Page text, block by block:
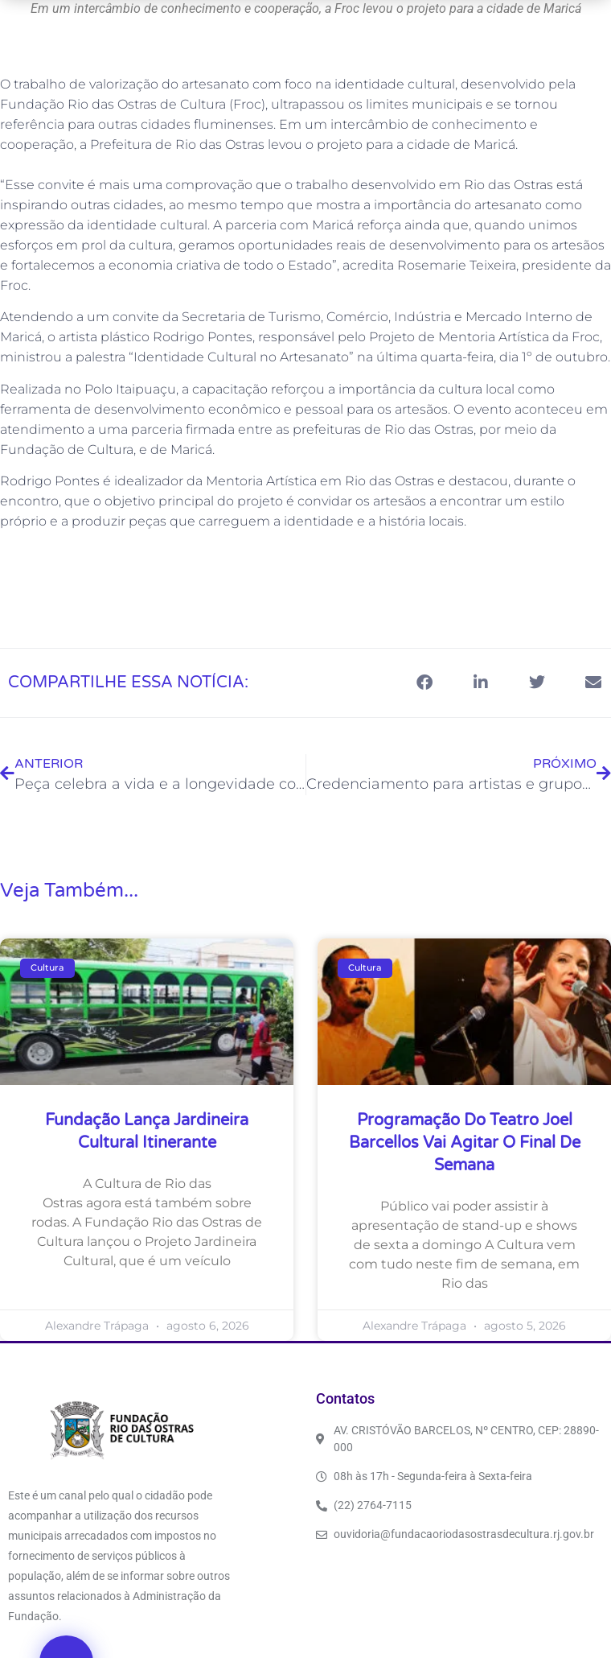
Em um intercâmbio de conhecimento e cooperação, a Froc levou o projeto para a cidade de Maricá
O trabalho de valorização do artesanato com foco na identidade cultural, desenvolvido pela
Fundação Rio das Ostras de Cultura (Froc), ultrapassou os limites municipais e se tornou
referência para outras cidades fluminenses. Em um intercâmbio de conhecimento e
cooperação, a Prefeitura de Rio das Ostras levou o projeto para a cidade de Maricá.
“Esse convite é mais uma comprovação que o trabalho desenvolvido em Rio das Ostras está
inspirando outras cidades, ao mesmo tempo que mostra a importância do artesanato como
expressão da identidade cultural. A parceria com Maricá reforça ainda que, quando unimos
esforços em prol da cultura, geramos oportunidades reais de desenvolvimento para os artesãos
e fortalecemos a economia criativa de todo o Estado”, acredita Rosemarie Teixeira, presidente da
Froc.
Atendendo a um convite da Secretaria de Turismo, Comércio, Indústria e Mercado Interno de
Maricá, o artista plástico Rodrigo Pontes, responsável pelo Projeto de Mentoria Artística da Froc,
ministrou a palestra “Identidade Cultural no Artesanato” na última quarta-feira, dia 1º de outubro.
Realizada no Polo Itaipuaçu, a capacitação reforçou a importância da cultura local como
ferramenta de desenvolvimento econômico e pessoal para os artesãos. O evento aconteceu em
atendimento a uma parceria firmada entre as prefeituras de Rio das Ostras, por meio da
Fundação de Cultura, e de Maricá.
Rodrigo Pontes é idealizador da Mentoria Artística em Rio das Ostras e destacou, durante o
encontro, que o objetivo principal do projeto é convidar os artesãos a encontrar um estilo
próprio e a produzir peças que carreguem a identidade e a história locais.
COMPARTILHE ESSA NOTÍCIA:
ANTERIOR
Peça celebra a vida e a longevidade com música e poesia
PRÓXIMO
Credenciamento para artistas e grupos começa nesta sexta, dia 10
Veja Também...
Cultura
Fundação Lança Jardineira
Cultural Itinerante
A Cultura de Rio das
Ostras agora está também sobre
rodas. A Fundação Rio das Ostras de
Cultura lançou o Projeto Jardineira
Cultural, que é um veículo
Alexandre Trápaga agosto 6, 2026
Cultura
Programação Do Teatro Joel
Barcellos Vai Agitar O Final De
Semana
Público vai poder assistir à
apresentação de stand-up e shows
de sexta a domingo A Cultura vem
com tudo neste fim de semana, em
Rio das
Alexandre Trápaga agosto 5, 2026
Este é um canal pelo qual o cidadão pode
acompanhar a utilização dos recursos
municipais arrecadados com impostos no
fornecimento de serviços públicos à
população, além de se informar sobre outros
assuntos relacionados à Administração da
Fundação.
Contatos
AV. CRISTÓVÃO BARCELOS, Nº CENTRO, CEP: 28890-
000
08h às 17h - Segunda-feira à Sexta-feira
(22) 2764-7115
ouvidoria@fundacaoriodasostrasdecultura.rj.gov.br